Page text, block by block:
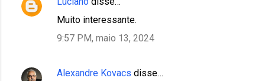
s
Muito interessante.
9:57 PM, maio 13, 2024
Alexandre Kovacs disse…